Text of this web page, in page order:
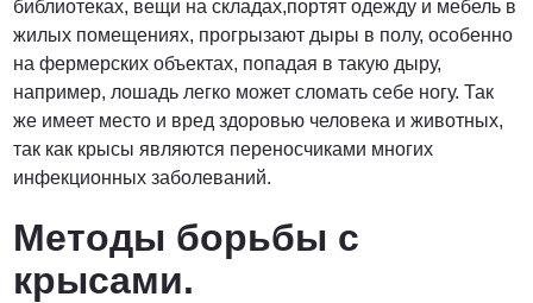
библиотеках, вещи на складах,портят одежду и мебель в
жилых помещениях, прогрызают дыры в полу, особенно
на фермерских объектах, попадая в такую дыру,
например, лошадь легко может сломать себе ногу. Так
же имеет место и вред здоровью человека и животных,
так как крысы являются переносчиками многих
инфекционных заболеваний.
Методы борьбы с
крысами.